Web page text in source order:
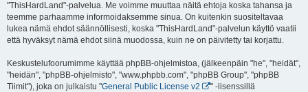
"ThisHardLand"-palvelua. Me voimme muuttaa näitä ehtoja koska tahansa ja
teemme parhaamme informoidaksemme sinua. On kuitenkin suositeltavaa
lukea nämä ehdot säännöllisesti, koska "ThisHardLand"-palvelun käyttö vaatii
että hyväksyt nämä ehdot siinä muodossa, kuin ne on päivitetty tai korjattu.
Keskustelufoorumimme käyttää phpBB-ohjelmistoa, (jälkeenpäin "he", "heidät",
"heidän", "phpBB-ohjelmisto", "www.phpbb.com", "phpBB Group", "phpBB
Tiimit"), joka on julkaistu "General Public License v2
" -lisenssillä